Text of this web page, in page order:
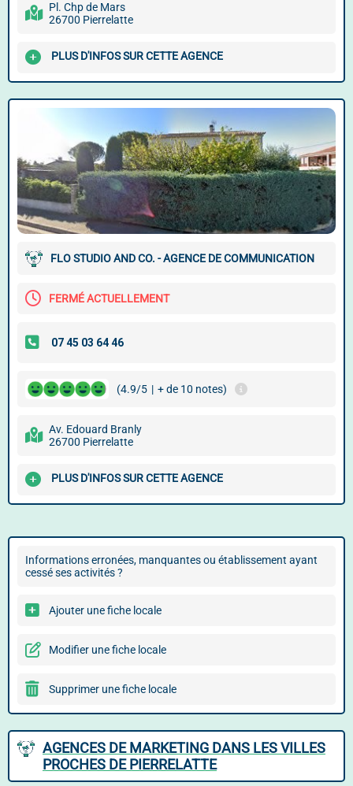
Pl. Chp de Mars
26700 Pierrelatte
PLUS D'INFOS SUR CETTE AGENCE
FLO STUDIO AND CO. - AGENCE DE COMMUNICATION
FERMÉ ACTUELLEMENT
(4.9/5 | + de 10 notes)
Av. Edouard Branly
26700 Pierrelatte
PLUS D'INFOS SUR CETTE AGENCE
Informations erronées, manquantes ou établissement ayant
cessé ses activités ?
Ajouter une fiche locale
Modifier une fiche locale
Supprimer une fiche locale
AGENCES DE MARKETING DANS LES VILLES
PROCHES DE PIERRELATTE